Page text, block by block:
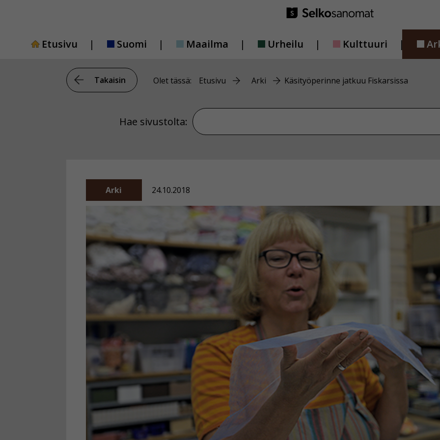
Etusivu
Suomi Maailma Urheilu Kulttuuri
Takaisin Olet tässä: Etusivu Arki Käsityöperinne jatkuu Fiskarsissa
Hae sivustolta: Hae sivustolta
Arki 24.10.2018